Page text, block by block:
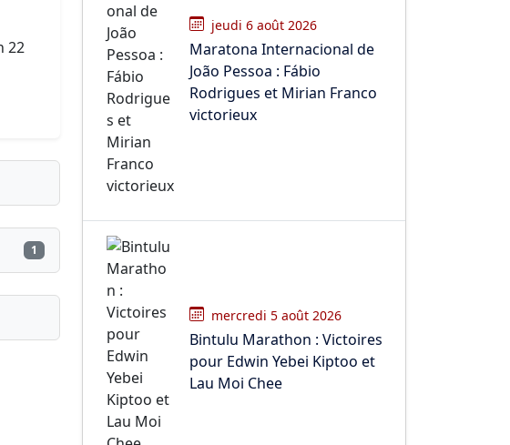
22
1
jeudi 6 août 2026
Maratona Internacional de
João Pessoa : Fábio
Rodrigues et Mirian Franco
victorieux
mercredi 5 août 2026
Bintulu Marathon : Victoires
pour Edwin Yebei Kiptoo et
Lau Moi Chee